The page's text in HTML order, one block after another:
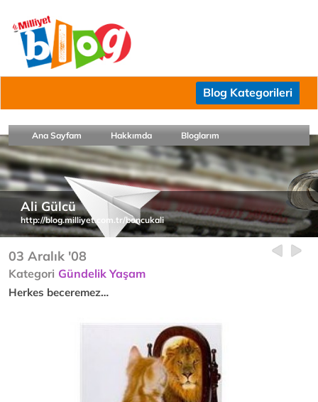
Blog Kategorileri
Ana Sayfam Hakkımda Bloglarım
Ali Gülcü
http://blog.milliyet.com.tr/boncukali
03 Aralık '08
Kategori Gündelik Yaşam
Herkes beceremez…